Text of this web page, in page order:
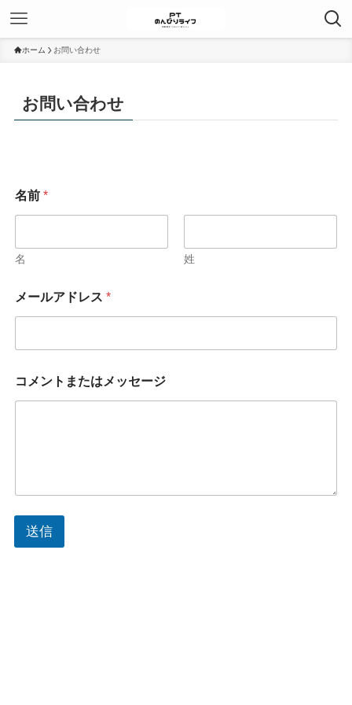
ホーム お問い合わせ
お問い合わせ
名前 *
名 姓
メールアドレス *
コメントまたはメッセージ
送信